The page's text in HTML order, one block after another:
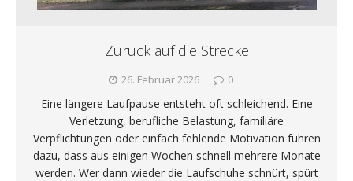
Zurück auf die Strecke
26. Februar 2026 0
Eine längere Laufpause entsteht oft schleichend. Eine
Verletzung, berufliche Belastung, familiäre
Verpflichtungen oder einfach fehlende Motivation führen
dazu, dass aus einigen Wochen schnell mehrere Monate
werden. Wer dann wieder die Laufschuhe schnürt, spürt